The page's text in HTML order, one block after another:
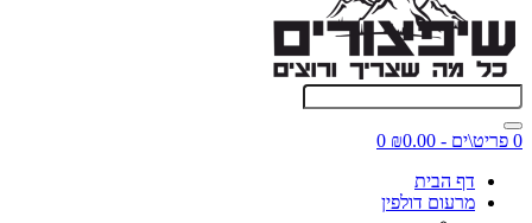
0 פריט\ים - ₪0.00
0
דף הבית
מרעום דולפין